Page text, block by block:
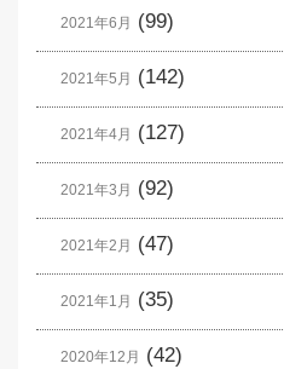
2021年6月 (99)
2021年5月 (142)
2021年4月 (127)
2021年3月 (92)
2021年2月 (47)
2021年1月 (35)
2020年12月 (42)